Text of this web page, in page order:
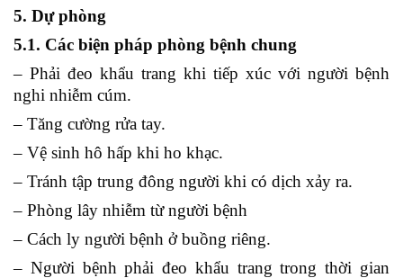
5. Dự phòng
5.1. Các biện pháp phòng bệnh chung
– Phải đeo khẩu trang khi tiếp xúc với người bệnh
nghi nhiễm cúm.
– Tăng cường rửa tay.
– Vệ sinh hô hấp khi ho khạc.
– Tránh tập trung đông người khi có dịch xảy ra.
– Phòng lây nhiễm từ người bệnh
– Cách ly người bệnh ở buồng riêng.
– Người bệnh phải đeo khẩu trang trong thời gian